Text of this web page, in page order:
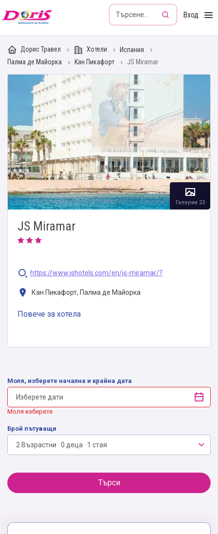
Doris - Изкушението да пътуваш Вход
Дорис Травел Хотели
Испания
Палма де Майорка
Кан Пикафорт JS Miramar
JS Miramar
https://www.jshotels.com/en/js-miramar/?
Кан Пикафорт, Палма де Майорка
Повече за хотела
Галерия 23
Моля, изберете начална и крайна дата
Моля изберете
Брой пътуващи
2 Възрастни · 0 деца · 1 стая
Търси